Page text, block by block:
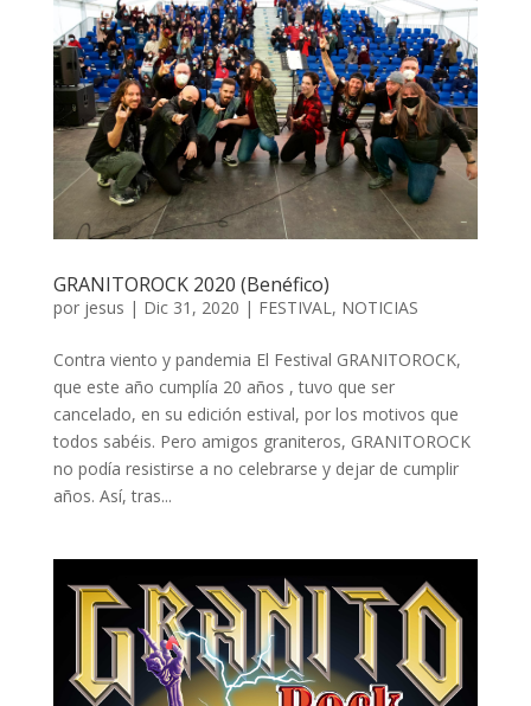
GRANITOROCK 2020 (Benéfico)
por jesus | Dic 31, 2020 | FESTIVAL , NOTICIAS
Contra viento y pandemia El Festival GRANITOROCK,
que este año cumplía 20 años , tuvo que ser
cancelado, en su edición estival, por los motivos que
todos sabéis. Pero amigos graniteros, GRANITOROCK
no podía resistirse a no celebrarse y dejar de cumplir
años. Así, tras...